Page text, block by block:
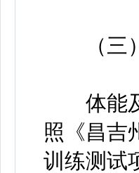
（三）
体能及
照《昌吉
训练测试